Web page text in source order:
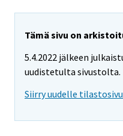
Tämä sivu on
5.4.2022 jälkeen
uudistetulta sivustolta.
Siirry uudelle